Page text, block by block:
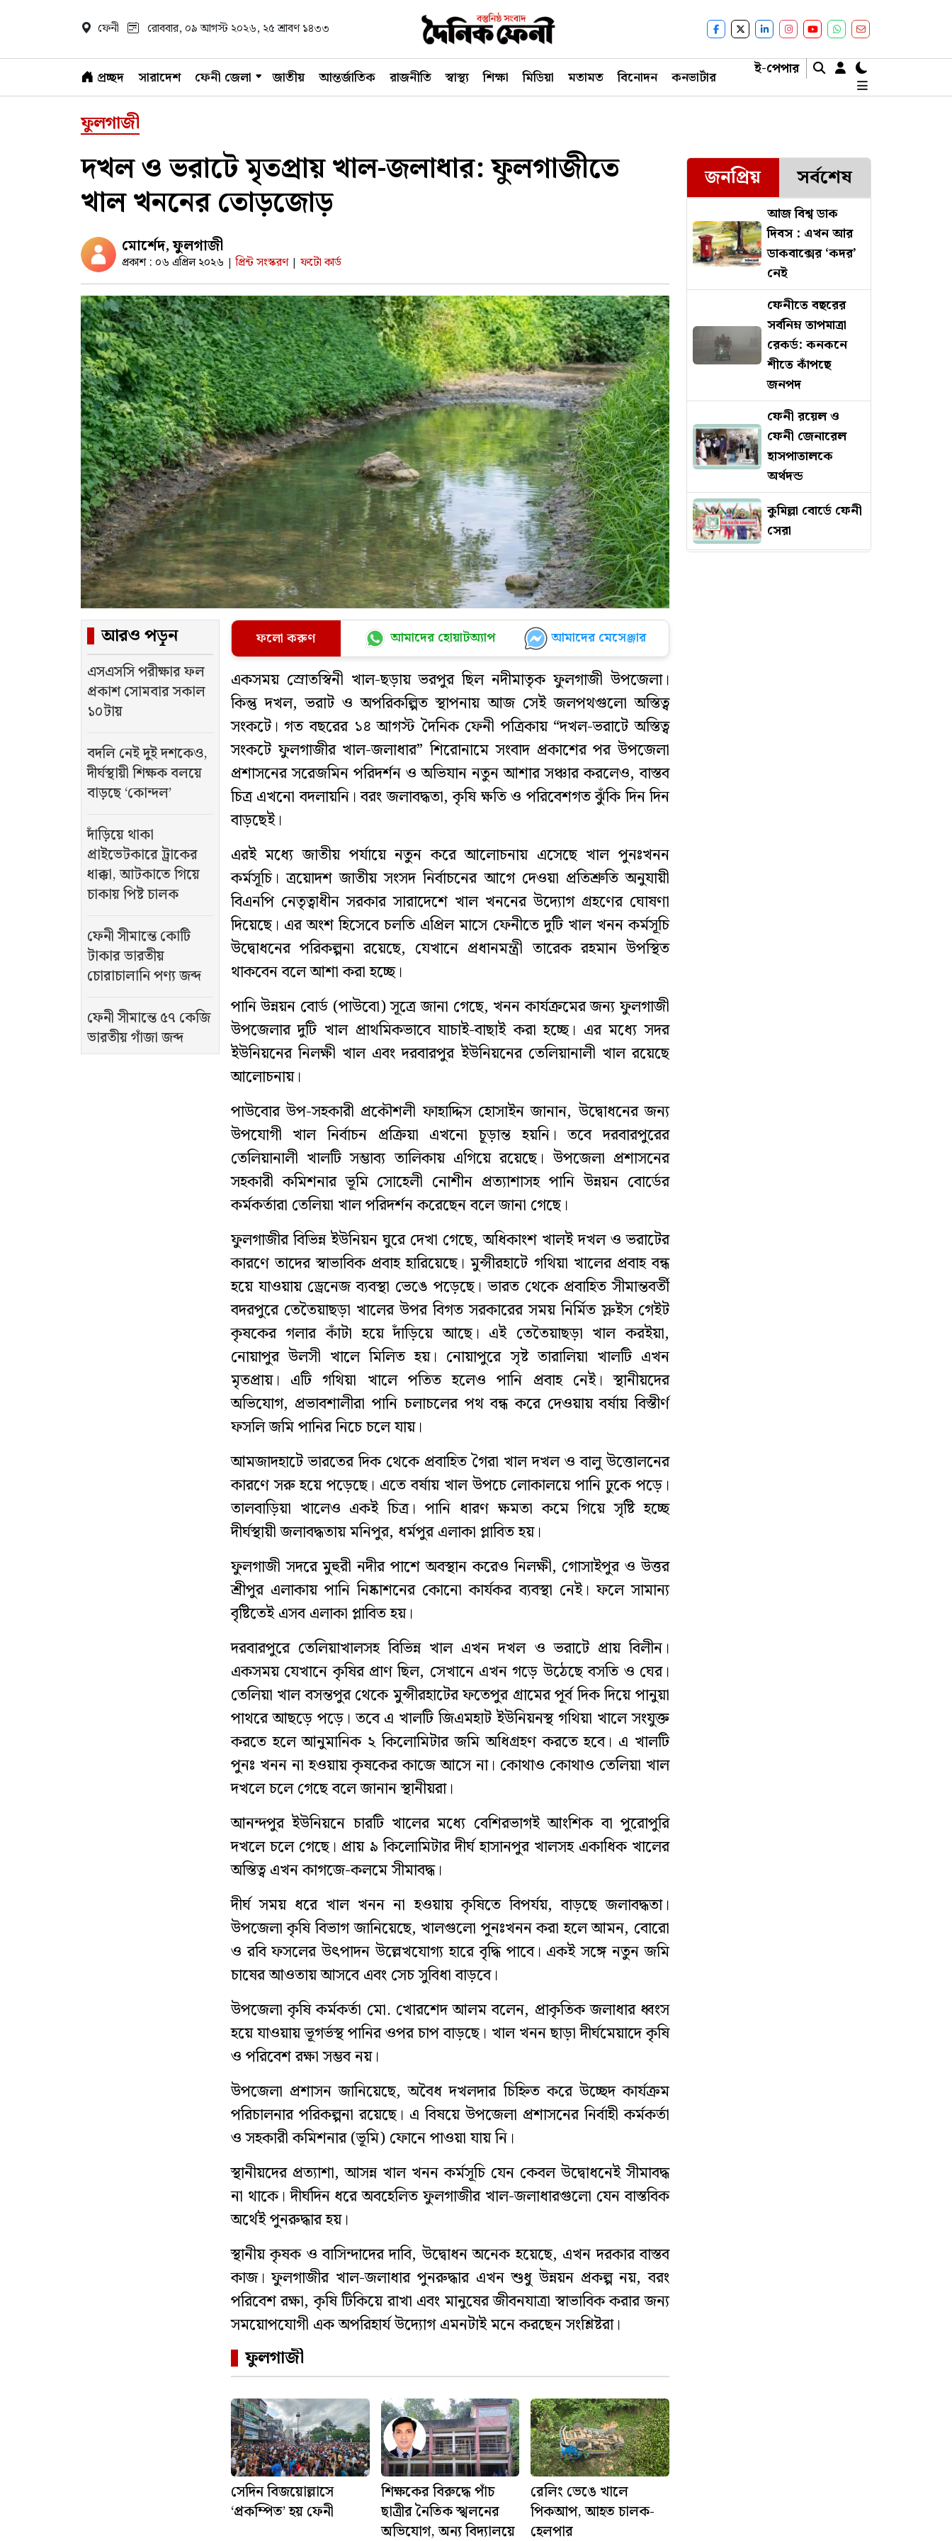
ফেনী রোববার, ০৯ আগস্ট ২০২৬, ২৫ শ্রাবণ ১৪৩৩
প্রচ্ছদ সারাদেশ ফেনী জেলা জাতীয় আন্তর্জাতিক রাজনীতি স্বাস্থ্য শিক্ষা মিডিয়া মতামত বিনোদন কনভার্টার ই-পেপার
ফুলগাজী
দখল ও ভরাটে মৃতপ্রায় খাল-জলাধার: ফুলগাজীতে
খাল খননের তোড়জোড়
মোর্শেদ, ফুলগাজী
প্রকাশ : ০৬ এপ্রিল ২০২৬ | প্রিন্ট সংস্করণ | ফটো কার্ড
আরও পড়ুন
এসএসসি পরীক্ষার ফল
প্রকাশ সোমবার সকাল
১০টায়
বদলি নেই দুই দশকেও,
দীর্ঘস্থায়ী শিক্ষক বলয়ে
বাড়ছে ‘কোন্দল’
দাঁড়িয়ে থাকা
প্রাইভেটকারে ট্রাকের
ধাক্কা, আটকাতে গিয়ে
চাকায় পিষ্ট চালক
ফেনী সীমান্তে কোটি
টাকার ভারতীয়
চোরাচালানি পণ্য জব্দ
ফেনী সীমান্তে ৫৭ কেজি
ভারতীয় গাঁজা জব্দ
ফলো করুণ আমাদের হোয়াটঅ্যাপ আমাদের মেসেঞ্জার
একসময় স্রোতস্বিনী খাল-ছড়ায় ভরপুর ছিল নদীমাতৃক ফুলগাজী উপজেলা।
কিন্তু দখল, ভরাট ও অপরিকল্পিত স্থাপনায় আজ সেই জলপথগুলো অস্তিত্ব
সংকটে। গত বছরের ১৪ আগস্ট দৈনিক ফেনী পত্রিকায় “দখল-ভরাটে অস্তিত্ব
সংকটে ফুলগাজীর খাল-জলাধার” শিরোনামে সংবাদ প্রকাশের পর উপজেলা
প্রশাসনের সরেজমিন পরিদর্শন ও অভিযান নতুন আশার সঞ্চার করলেও, বাস্তব
চিত্র এখনো বদলায়নি। বরং জলাবদ্ধতা, কৃষি ক্ষতি ও পরিবেশগত ঝুঁকি দিন দিন
বাড়ছেই।
এরই মধ্যে জাতীয় পর্যায়ে নতুন করে আলোচনায় এসেছে খাল পুনঃখনন
কর্মসূচি। ত্রয়োদশ জাতীয় সংসদ নির্বাচনের আগে দেওয়া প্রতিশ্রুতি অনুযায়ী
বিএনপি নেতৃত্বাধীন সরকার সারাদেশে খাল খননের উদ্যোগ গ্রহণের ঘোষণা
দিয়েছে। এর অংশ হিসেবে চলতি এপ্রিল মাসে ফেনীতে দুটি খাল খনন কর্মসূচি
উদ্বোধনের পরিকল্পনা রয়েছে, যেখানে প্রধানমন্ত্রী তারেক রহমান উপস্থিত
থাকবেন বলে আশা করা হচ্ছে।
পানি উন্নয়ন বোর্ড (পাউবো) সূত্রে জানা গেছে, খনন কার্যক্রমের জন্য ফুলগাজী
উপজেলার দুটি খাল প্রাথমিকভাবে যাচাই-বাছাই করা হচ্ছে। এর মধ্যে সদর
ইউনিয়নের নিলক্ষী খাল এবং দরবারপুর ইউনিয়নের তেলিয়ানালী খাল রয়েছে
আলোচনায়।
পাউবোর উপ-সহকারী প্রকৌশলী ফাহাদ্দিস হোসাইন জানান, উদ্বোধনের জন্য
উপযোগী খাল নির্বাচন প্রক্রিয়া এখনো চূড়ান্ত হয়নি। তবে দরবারপুরের
তেলিয়ানালী খালটি সম্ভাব্য তালিকায় এগিয়ে রয়েছে। উপজেলা প্রশাসনের
সহকারী কমিশনার ভূমি সোহেলী নোশীন প্রত্যাশাসহ পানি উন্নয়ন বোর্ডের
কর্মকর্তারা তেলিয়া খাল পরিদর্শন করেছেন বলে জানা গেছে।
ফুলগাজীর বিভিন্ন ইউনিয়ন ঘুরে দেখা গেছে, অধিকাংশ খালই দখল ও ভরাটের
কারণে তাদের স্বাভাবিক প্রবাহ হারিয়েছে। মুন্সীরহাটে গথিয়া খালের প্রবাহ বন্ধ
হয়ে যাওয়ায় ড্রেনেজ ব্যবস্থা ভেঙে পড়েছে। ভারত থেকে প্রবাহিত সীমান্তবর্তী
বদরপুরে তেতৈয়াছড়া খালের উপর বিগত সরকারের সময় নির্মিত স্লুইস গেইট
কৃষকের গলার কাঁটা হয়ে দাঁড়িয়ে আছে। এই তেতৈয়াছড়া খাল করইয়া,
নোয়াপুর উলসী খালে মিলিত হয়। নোয়াপুরে সৃষ্ট তারালিয়া খালটি এখন
মৃতপ্রায়। এটি গথিয়া খালে পতিত হলেও পানি প্রবাহ নেই। স্থানীয়দের
অভিযোগ, প্রভাবশালীরা পানি চলাচলের পথ বন্ধ করে দেওয়ায় বর্ষায় বিস্তীর্ণ
ফসলি জমি পানির নিচে চলে যায়।
আমজাদহাটে ভারতের দিক থেকে প্রবাহিত গৈরা খাল দখল ও বালু উত্তোলনের
কারণে সরু হয়ে পড়েছে। এতে বর্ষায় খাল উপচে লোকালয়ে পানি ঢুকে পড়ে।
তালবাড়িয়া খালেও একই চিত্র। পানি ধারণ ক্ষমতা কমে গিয়ে সৃষ্টি হচ্ছে
দীর্ঘস্থায়ী জলাবদ্ধতায় মনিপুর, ধর্মপুর এলাকা প্লাবিত হয়।
ফুলগাজী সদরে মুহুরী নদীর পাশে অবস্থান করেও নিলক্ষী, গোসাইপুর ও উত্তর
শ্রীপুর এলাকায় পানি নিষ্কাশনের কোনো কার্যকর ব্যবস্থা নেই। ফলে সামান্য
বৃষ্টিতেই এসব এলাকা প্লাবিত হয়।
দরবারপুরে তেলিয়াখালসহ বিভিন্ন খাল এখন দখল ও ভরাটে প্রায় বিলীন।
একসময় যেখানে কৃষির প্রাণ ছিল, সেখানে এখন গড়ে উঠেছে বসতি ও ঘের।
তেলিয়া খাল বসন্তপুর থেকে মুন্সীরহাটের ফতেপুর গ্রামের পূর্ব দিক দিয়ে পানুয়া
পাথরে আছড়ে পড়ে। তবে এ খালটি জিএমহাট ইউনিয়নস্থ গথিয়া খালে সংযুক্ত
করতে হলে আনুমানিক ২ কিলোমিটার জমি অধিগ্রহণ করতে হবে। এ খালটি
পুনঃ খনন না হওয়ায় কৃষকের কাজে আসে না। কোথাও কোথাও তেলিয়া খাল
দখলে চলে গেছে বলে জানান স্থানীয়রা।
আনন্দপুর ইউনিয়নে চারটি খালের মধ্যে বেশিরভাগই আংশিক বা পুরোপুরি
দখলে চলে গেছে। প্রায় ৯ কিলোমিটার দীর্ঘ হাসানপুর খালসহ একাধিক খালের
অস্তিত্ব এখন কাগজে-কলমে সীমাবদ্ধ।
দীর্ঘ সময় ধরে খাল খনন না হওয়ায় কৃষিতে বিপর্যয়, বাড়ছে জলাবদ্ধতা।
উপজেলা কৃষি বিভাগ জানিয়েছে, খালগুলো পুনঃখনন করা হলে আমন, বোরো
ও রবি ফসলের উৎপাদন উল্লেখযোগ্য হারে বৃদ্ধি পাবে। একই সঙ্গে নতুন জমি
চাষের আওতায় আসবে এবং সেচ সুবিধা বাড়বে।
উপজেলা কৃষি কর্মকর্তা মো. খোরশেদ আলম বলেন, প্রাকৃতিক জলাধার ধ্বংস
হয়ে যাওয়ায় ভূগর্ভস্থ পানির ওপর চাপ বাড়ছে। খাল খনন ছাড়া দীর্ঘমেয়াদে কৃষি
ও পরিবেশ রক্ষা সম্ভব নয়।
উপজেলা প্রশাসন জানিয়েছে, অবৈধ দখলদার চিহ্নিত করে উচ্ছেদ কার্যক্রম
পরিচালনার পরিকল্পনা রয়েছে। এ বিষয়ে উপজেলা প্রশাসনের নির্বাহী কর্মকর্তা
ও সহকারী কমিশনার (ভূমি) ফোনে পাওয়া যায় নি।
স্থানীয়দের প্রত্যাশা, আসন্ন খাল খনন কর্মসূচি যেন কেবল উদ্বোধনেই সীমাবদ্ধ
না থাকে। দীর্ঘদিন ধরে অবহেলিত ফুলগাজীর খাল-জলাধারগুলো যেন বাস্তবিক
অর্থেই পুনরুদ্ধার হয়।
স্থানীয় কৃষক ও বাসিন্দাদের দাবি, উদ্বোধন অনেক হয়েছে, এখন দরকার বাস্তব
কাজ। ফুলগাজীর খাল-জলাধার পুনরুদ্ধার এখন শুধু উন্নয়ন প্রকল্প নয়, বরং
পরিবেশ রক্ষা, কৃষি টিকিয়ে রাখা এবং মানুষের জীবনযাত্রা স্বাভাবিক করার জন্য
সময়োপযোগী এক অপরিহার্য উদ্যোগ এমনটাই মনে করছেন সংশ্লিষ্টরা।
ফুলগাজী
সেদিন বিজয়োল্লাসে
‘প্রকম্পিত’ হয় ফেনী
শিক্ষকের বিরুদ্ধে পাঁচ
ছাত্রীর নৈতিক স্খলনের
অভিযোগ, অন্য বিদ্যালয়ে
রেলিং ভেঙে খালে
পিকআপ, আহত চালক-
হেলপার
জনপ্রিয় সর্বশেষ
আজ বিশ্ব ডাক
দিবস : এখন আর
ডাকবাক্সের ‘কদর’
নেই
ফেনীতে বছরের
সর্বনিম্ন তাপমাত্রা
রেকর্ড: কনকনে
শীতে কাঁপছে
জনপদ
ফেনী রয়েল ও
ফেনী জেনারেল
হাসপাতালকে
অর্থদন্ড
কুমিল্লা বোর্ডে ফেনী
সেরা